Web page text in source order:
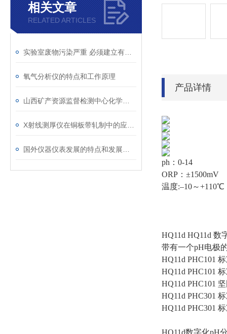
相关文章
RELATED ARTICLES
氧气分析仪的特点和工作原理
产品详情
ph：0-14
ORP：±1500mV
温度:–10～+110℃
HQ11d HQ11d 数
带有一个pH电极
HQ11d PHC101
HQ11d PHC101
HQ11d PHC101
HQ11d PHC301
HQ11d PHC301
HQ11d数字化pH